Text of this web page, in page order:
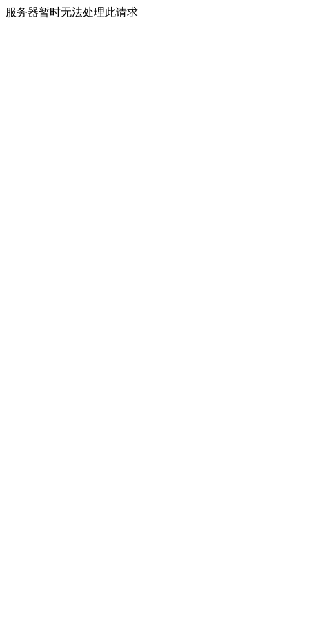
服务器暂时无法处理此请求